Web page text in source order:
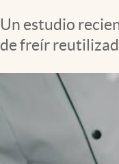
Tv
Clima
abre en nueva pestaña
Un estudio
de freír